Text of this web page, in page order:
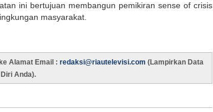
ini bertujuan membangun pemikiran sense of crisis
masyarakat.
Alamat Email : redaksi@riautelevisi.com (Lampirkan Data
Diri Anda).